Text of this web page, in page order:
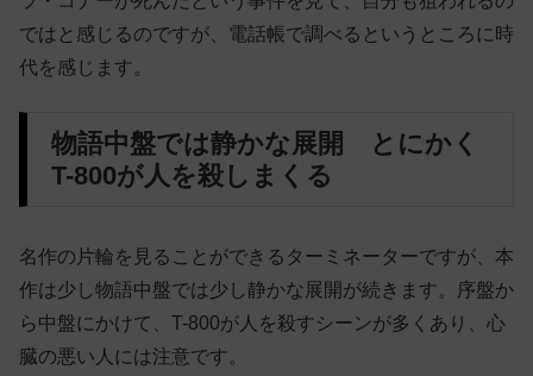
ではと感じるのですが、電話帳で調べるというところに時
代を感じます。
物語中盤では静かな展開 とにかく
T-800が人を殺しまくる
名作の片輪を見ることができるターミネーターですが、本
作は少し物語中盤では少し静かな展開が続きます。序盤か
ら中盤にかけて、T-800が人を殺すシーンが多くあり、心
臓の悪い人には注意です。